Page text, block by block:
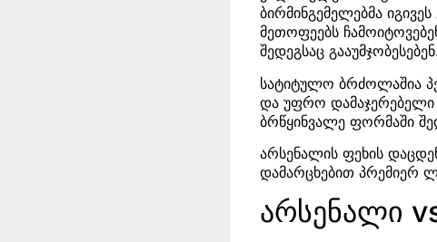
ბირმინგემელებმა
მეთოფეებს
შედეგსაც
სატიტულო ბრძოლაშია
და უფრო
ბრწყინვალე ფორმაში
არსენალის ფეხის
დამარცხებით პრემიერ
არსენალი